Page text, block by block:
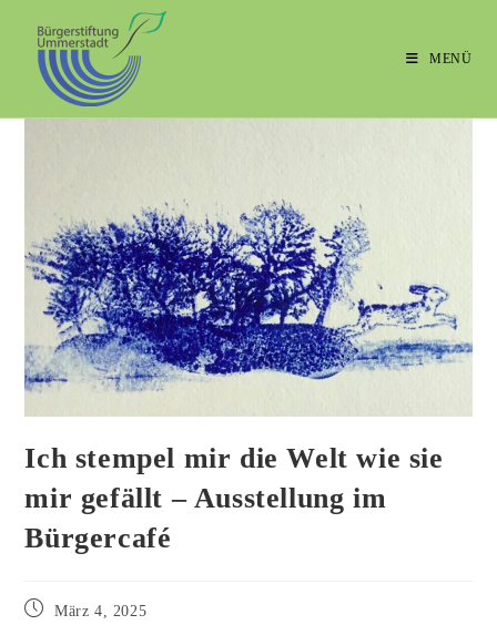
MENÜ
Ich stempel mir die Welt wie sie
mir gefällt – Ausstellung im
Bürgercafé
März 4, 2025